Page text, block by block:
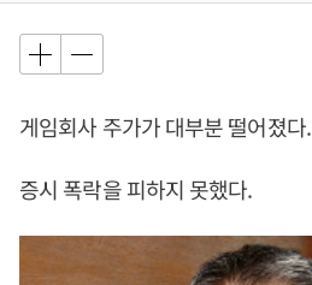
게임회사 주가가 대부분 떨어졌다.
증시 폭락을 피하지 못했다.